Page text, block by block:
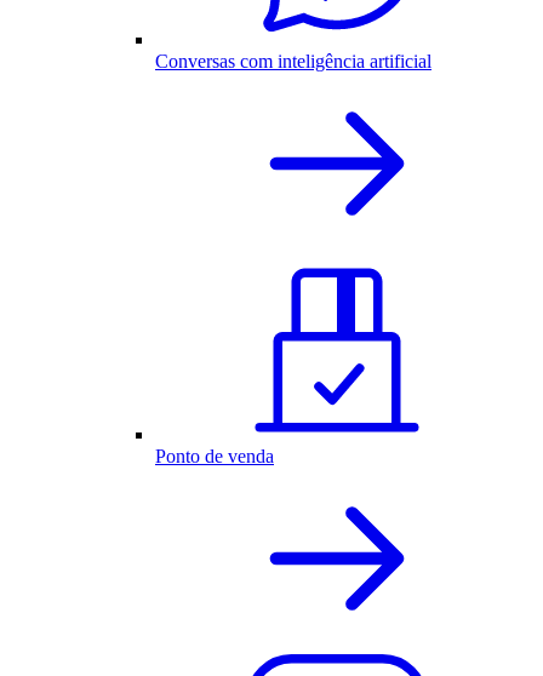
Conversas com inteligência artificial
Ponto de venda